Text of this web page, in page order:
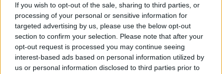
If you wish to opt-out of the sale, sharing to third parties, or
processing of your personal or sensitive information for
targeted advertising by us, please use the below opt-out
section to confirm your selection. Please note that after your
opt-out request is processed you may continue seeing
interest-based ads based on personal information utilized by
us or personal information disclosed to third parties prior to
Ο επισκέπτης θα μπορέσει να επισκεφτεί
διαφορετικές θεματικές ενότητες με το ίδιο